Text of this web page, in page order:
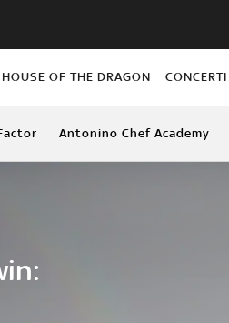
HOUSE OF THE DRAGON CONCERTI
Antonino Chef Academy